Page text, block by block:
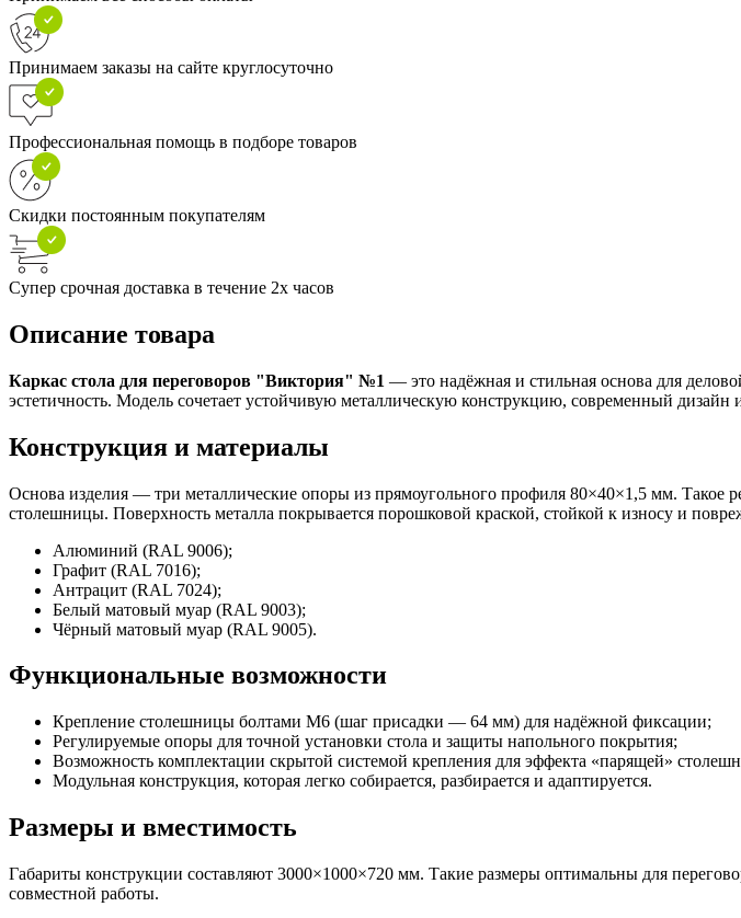
Принимаем заказы на сайте круглосуточно
Профессиональная помощь в подборе товаров
Скидки постоянным покупателям
Супер срочная доставка в течение 2х часов
Описание товара
Каркас стола для переговоров "Виктория" №1 — это надёжная и стильная основа для
эстетичность. Модель сочетает устойчивую металлическую конструкцию, современный
Конструкция и материалы
Основа изделия — три металлические опоры из прямоугольного профиля 80×40×1,5 мм. Такое
столешницы. Поверхность металла покрывается порошковой краской, стойкой к износу и
Алюминий (RAL 9006);
Графит (RAL 7016);
Антрацит (RAL 7024);
Белый матовый муар (RAL 9003);
Чёрный матовый муар (RAL 9005).
Функциональные возможности
Крепление столешницы болтами М6 (шаг присадки — 64 мм) для надёжной фиксации;
Регулируемые опоры для точной установки стола и защиты напольного покрытия;
Возможность комплектации скрытой системой крепления для эффекта «парящей»
Модульная конструкция, которая легко собирается, разбирается и адаптируется.
Размеры и вместимость
Габариты конструкции составляют 3000×1000×720 мм. Такие размеры оптимальны для
совместной работы.